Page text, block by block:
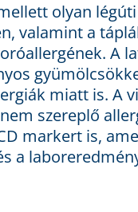
olyan
valamint a
A
miatt is. A
szereplő
markert is,
a